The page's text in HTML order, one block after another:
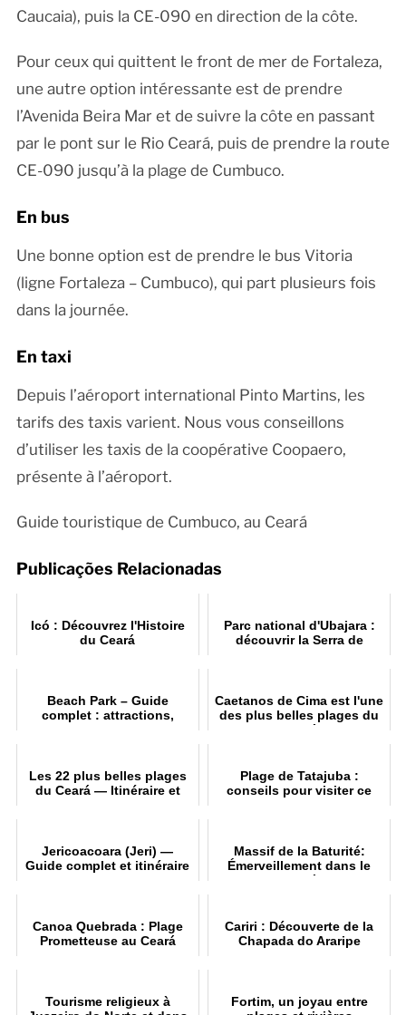
Caucaia), puis la CE-090 en direction de la côte.
Pour ceux qui quittent le front de mer de Fortaleza,
une autre option intéressante est de prendre
l’Avenida Beira Mar et de suivre la côte en passant
par le pont sur le Rio Ceará, puis de prendre la route
CE-090 jusqu’à la plage de Cumbuco.
En bus
Une bonne option est de prendre le bus Vitoria
(ligne Fortaleza – Cumbuco), qui part plusieurs fois
dans la journée.
En taxi
Depuis l’aéroport international Pinto Martins, les
tarifs des taxis varient. Nous vous conseillons
d’utiliser les taxis de la coopérative Coopaero,
présente à l’aéroport.
Guide touristique de Cumbuco, au Ceará
Publicações Relacionadas
Icó : Découvrez l'Histoire
du Ceará
Parc national d'Ubajara :
découvrir la Serra de
Beach Park – Guide
complet : attractions,
Caetanos de Cima est l'une
des plus belles plages du
Ceará
Les 22 plus belles plages
du Ceará — Itinéraire et
Plage de Tatajuba :
conseils pour visiter ce
Jericoacoara (Jeri) —
Guide complet et itinéraire
Massif de la Baturité:
Émerveillement dans le
Ceará
Canoa Quebrada : Plage
Prometteuse au Ceará
Cariri : Découverte de la
Chapada do Araripe
Tourisme religieux à
Fortim, un joyau entre